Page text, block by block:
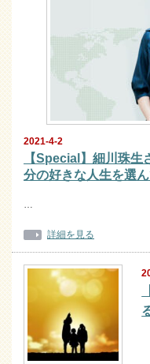
2021-4-2
【Special】細川珠生
分の好きな人生を選
…
詳細を見る